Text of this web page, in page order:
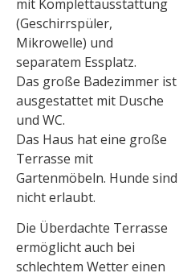
mit Komplettausstattung
(Geschirrspüler,
Mikrowelle) und
separatem Essplatz.
Das große Badezimmer ist
ausgestattet mit Dusche
und WC.
Das Haus hat eine große
Terrasse mit
Gartenmöbeln. Hunde sind
nicht erlaubt.
Die Überdachte Terrasse
ermöglicht auch bei
schlechtem Wetter einen